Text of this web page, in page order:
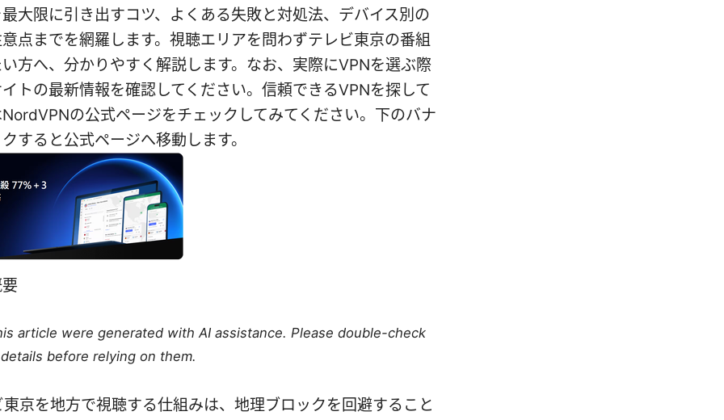
大限に引き出すコツ、よくある失敗と対処法、デバイス別の
点までを網羅します。視聴エリアを問わずテレビ東京の番組
方へ、分かりやすく解説します。なお、実際にVPNを選ぶ際
トの最新情報を確認してください。信頼できるVPNを探して
の公式ページをチェックしてみてください。下のバナ
すると公式ページへ移動します。
article were generated with AI assistance. Please double-check
before relying on them.
京を地方で視聴する仕組みは、地理ブロックを回避すること